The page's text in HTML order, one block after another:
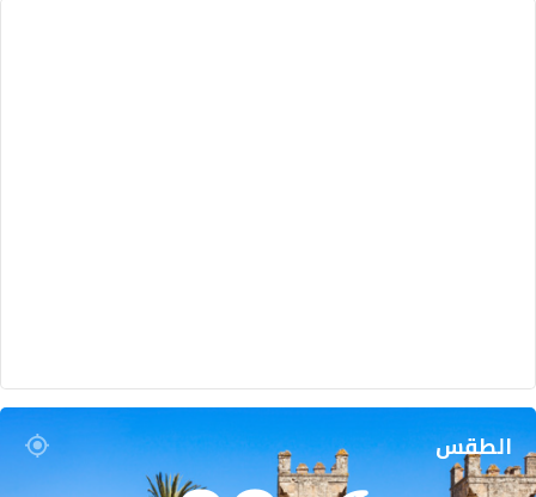
الطقس